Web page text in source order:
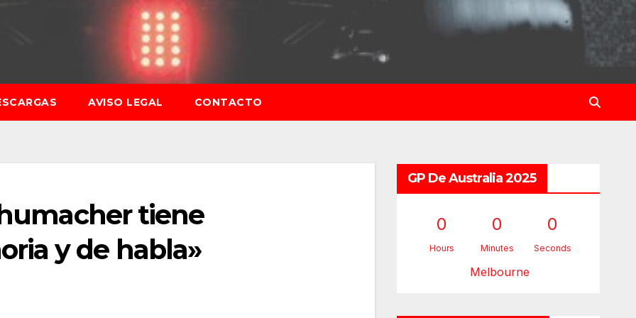
AVISO LEGAL CONTACTO
tiene
y de habla»
GP De Australia 2025
0
Hours
0
Minutes
0
Seconds
Melbourne